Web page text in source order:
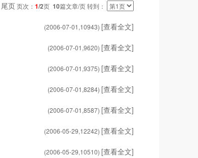
尾页页次： 1/2页 10篇文章/页 转到：
(2006-07-01,10943) [查看全文]
(2006-07-01,9620) [查看全文]
(2006-07-01,9375) [查看全文]
(2006-07-01,8284) [查看全文]
(2006-07-01,8587) [查看全文]
(2006-05-29,12242) [查看全文]
(2006-05-29,10510) [查看全文]